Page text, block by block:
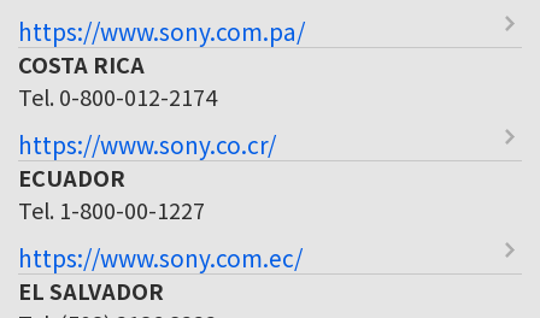
https://www.sony.com.pa/
COSTA RICA
Tel. 0-800-012-2174
https://www.sony.co.cr/
ECUADOR
Tel. 1-800-00-1227
https://www.sony.com.ec/
EL SALVADOR